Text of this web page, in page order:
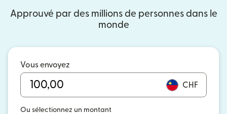
Approuvé par des millions de personnes dans le
monde
Vous envoyez
CHF
Ou sélectionnez un montant